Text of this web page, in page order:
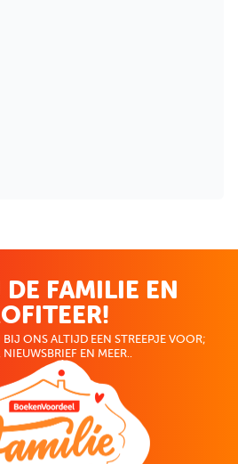
FAMILIE EN
ONS ALTIJD EEN STREEPJE VOOR;
EN MEER..